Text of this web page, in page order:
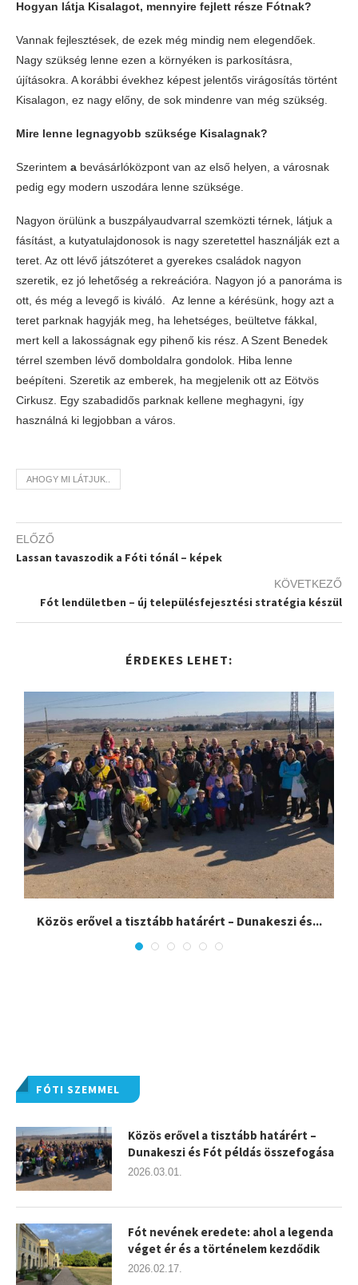
Hogyan látja Kisalagot, mennyire fejlett része Fótnak?
Vannak fejlesztések, de ezek még mindig nem elegendőek.
Nagy szükség lenne ezen a környéken is parkosításra,
újításokra. A korábbi évekhez képest jelentős virágosítás történt
Kisalagon, ez nagy előny, de sok mindenre van még szükség.
Mire lenne legnagyobb szüksége Kisalagnak?
Szerintem a bevásárlóközpont van az első helyen, a városnak
pedig egy modern uszodára lenne szüksége.
Nagyon örülünk a buszpályaudvarral szemközti térnek, látjuk a
fásítást, a kutyatulajdonosok is nagy szeretettel használják ezt a
teret. Az ott lévő játszóteret a gyerekes családok nagyon
szeretik, ez jó lehetőség a rekreációra. Nagyon jó a panoráma is
ott, és még a levegő is kiváló. Az lenne a kérésünk, hogy azt a
teret parknak hagyják meg, ha lehetséges, beültetve fákkal,
mert kell a lakosságnak egy pihenő kis rész. A Szent Benedek
térrel szemben lévő domboldalra gondolok. Hiba lenne
beépíteni. Szeretik az emberek, ha megjelenik ott az Eötvös
Cirkusz. Egy szabadidős parknak kellene meghagyni, így
használná ki legjobban a város.
AHOGY MI LÁTJUK..
ELŐZŐ
Lassan tavaszodik a Fóti tónál – képek
KÖVETKEZŐ
Fót lendületben – új településfejesztési stratégia készül
ÉRDEKES LEHET:
Közös erővel a tisztább határért – Dunakeszi és...
FÓTI SZEMMEL
Közös erővel a tisztább határért –
Dunakeszi és Fót példás összefogása
2026.03.01.
Fót nevének eredete: ahol a legenda
véget ér és a történelem kezdődik
2026.02.17.